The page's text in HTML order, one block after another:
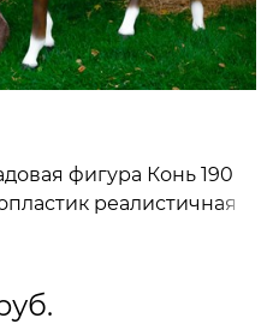
фигура Конь 190
реалистичная
сада